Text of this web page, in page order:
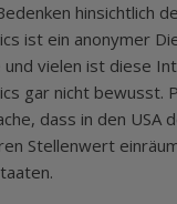
hinsichtlich
ist ein anonymer
vielen ist diese
gar nicht bewusst.
dass in den USA
Stellenwert